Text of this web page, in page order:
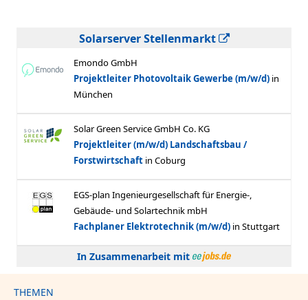
Solarserver Stellenmarkt
In Zusammenarbeit mit
THEMEN